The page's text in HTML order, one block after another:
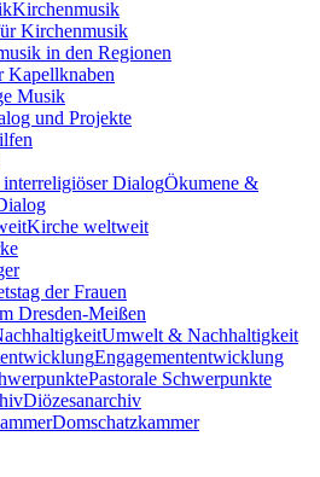
Kirchenmusik
Kirchenmusik
in den Regionen
Kapellknaben
Musik
und Projekte
Ökumene &
Kirche weltweit
der Frauen
Dresden-Meißen
Umwelt & Nachhaltigkeit
Engagemententwicklung
Pastorale Schwerpunkte
Diözesanarchiv
Domschatzkammer